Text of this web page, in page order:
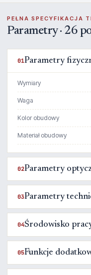
PEŁNA SPECYFIKACJA
Parametry · 26
01Parametry
Wymiary
Waga
Kolor obudowy
Materiał obudowy
02Parametry
03Parametry
04Środowisko
05Funkcje